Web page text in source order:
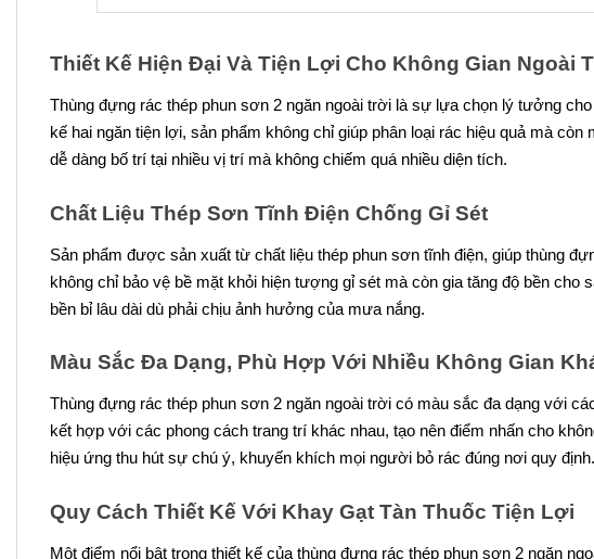
Thiết Kế Hiện Đại Và Tiện Lợi Cho Không Gian Ngoài
Thùng đựng rác thép phun sơn 2 ngăn ngoài trời là sự lựa chọn lý tưởng
kế hai ngăn tiện lợi, sản phẩm không chỉ giúp phân loại rác hiệu quả mà
dễ dàng bố trí tại nhiều vị trí mà không chiếm quá nhiều diện tích.
Chất Liệu Thép Sơn Tĩnh Điện Chống Gỉ Sét
Sản phẩm được sản xuất từ chất liệu thép phun sơn tĩnh điện, giúp thùng
không chỉ bảo vệ bề mặt khỏi hiện tượng gỉ sét mà còn gia tăng độ bền
bền bỉ lâu dài dù phải chịu ảnh hưởng của mưa nắng.
Màu Sắc Đa Dạng, Phù Hợp Với Nhiều Không Gian
Thùng đựng rác thép phun sơn 2 ngăn ngoài trời có màu sắc đa dạng với
kết hợp với các phong cách trang trí khác nhau, tạo nên điểm nhấn cho
hiệu ứng thu hút sự chú ý, khuyến khích mọi người bỏ rác đúng nơi quy định.
Quy Cách Thiết Kế Với Khay Gạt Tàn Thuốc Tiện Lợi
Một điểm nổi bật trong thiết kế của thùng đựng rác thép phun sơn 2 ngăn